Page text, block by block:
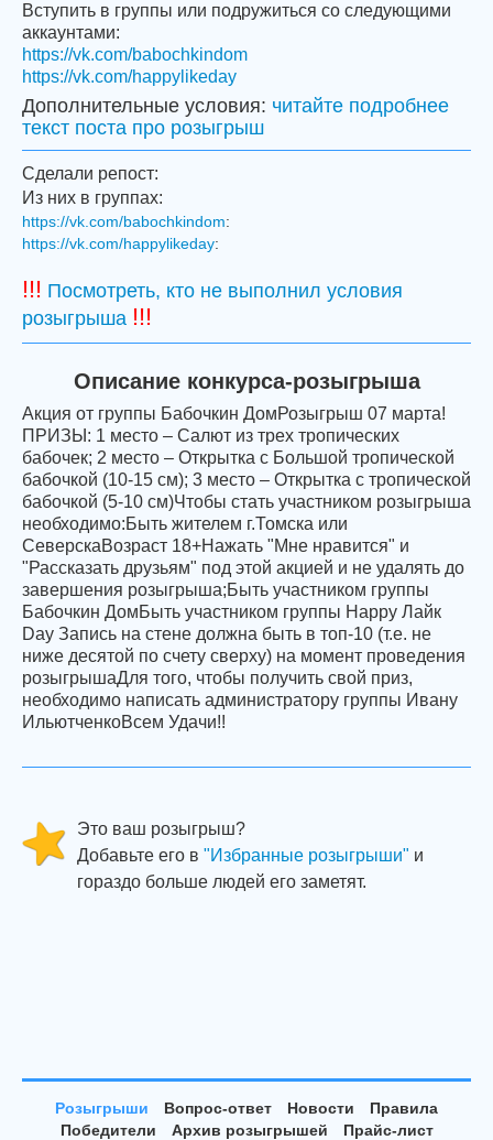
Вступить в группы или подружиться со следующими
аккаунтами:
https://vk.com/babochkindom
https://vk.com/happylikeday
Дополнительные условия: читайте подробнее
текст поста про розыгрыш
Сделали репост:
Из них в группах:
https://vk.com/babochkindom:
https://vk.com/happylikeday:
!!! Посмотреть, кто не выполнил условия
розыгрыша !!!
Описание конкурса-розыгрыша
Акция от группы Бабочкин ДомРозыгрыш 07 марта!
ПРИЗЫ: 1 место – Салют из трех тропических
бабочек; 2 место – Открытка с Большой тропической
бабочкой (10-15 см); 3 место – Открытка с тропической
бабочкой (5-10 см)Чтобы стать участником розыгрыша
необходимо:Быть жителем г.Томска или
СеверскаВозраст 18+Нажать "Мне нравится" и
"Рассказать друзьям" под этой акцией и не удалять до
завершения розыгрыша;Быть участником группы
Бабочкин ДомБыть участником группы Happy Лайк
Day Запись на стене должна быть в топ-10 (т.е. не
ниже десятой по счету сверху) на момент проведения
розыгрышаДля того, чтобы получить свой приз,
необходимо написать администратору группы Ивану
ИльютченкоВсем Удачи!!
Это ваш розыгрыш?
Добавьте его в "Избранные розыгрыши" и
гораздо больше людей его заметят.
Розыгрыши Вопрос-ответ Новости
Правила
Победители
Архив розыгрышей Прайс-лист